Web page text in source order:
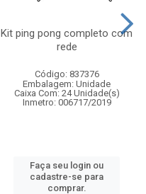
Kit ping pong completo com
rede
Código: 837376
Embalagem: Unidade
Caixa Com: 24 Unidade(s)
Inmetro: 006717/2019
Faça seu login ou
cadastre-se para
comprar.